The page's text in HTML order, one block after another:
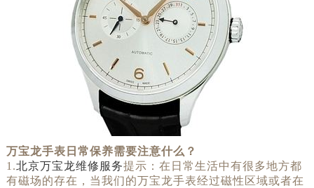
万宝龙手表日常保养需要注意什么？
1.北京万宝龙维修服务提示：在日常生活中有很多地方都
有磁场的存在，当我们的万宝龙手表经过磁性区域或者在